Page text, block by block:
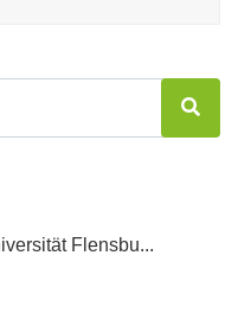
Flensbu...